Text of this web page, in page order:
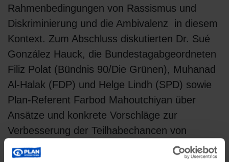
Rahmenbedingungen von Rassismus und
Diskriminierung und die Ambivalenz in diesem
Kontext. Zum Abschluss diskutierten Dr. Sué
González Hauck, die Bundestagabgeordneten
Filiz Polat (Bündnis 90/Die Grünen), Muhanad
Al-Halak (FDP) und Helge Lindh (SPD) sowie
Plan-Referent Farbod Mahoutchiyan über
Ansätze und konkrete Vorschläge zur
Verbesserung der Teilhabechancen von
vertriebenen, geflüchteten oder